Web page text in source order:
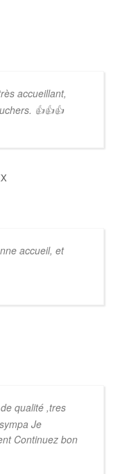
accueillant,
👍👍👍
accueil, et
qualité ,tres
Je
Continuez bon